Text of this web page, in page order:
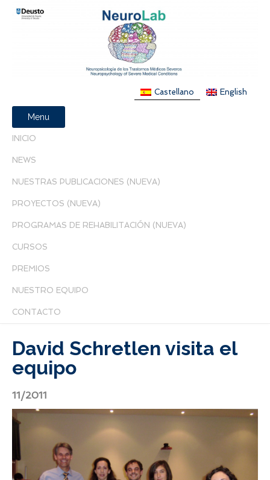
Castellano English
Menu
INICIO
NEWS
NUESTRAS PUBLICACIONES (NUEVA)
PROYECTOS (NUEVA)
PROGRAMAS DE REHABILITACIÓN (NUEVA)
CURSOS
PREMIOS
NUESTRO EQUIPO
CONTACTO
David Schretlen visita el
equipo
11/2011